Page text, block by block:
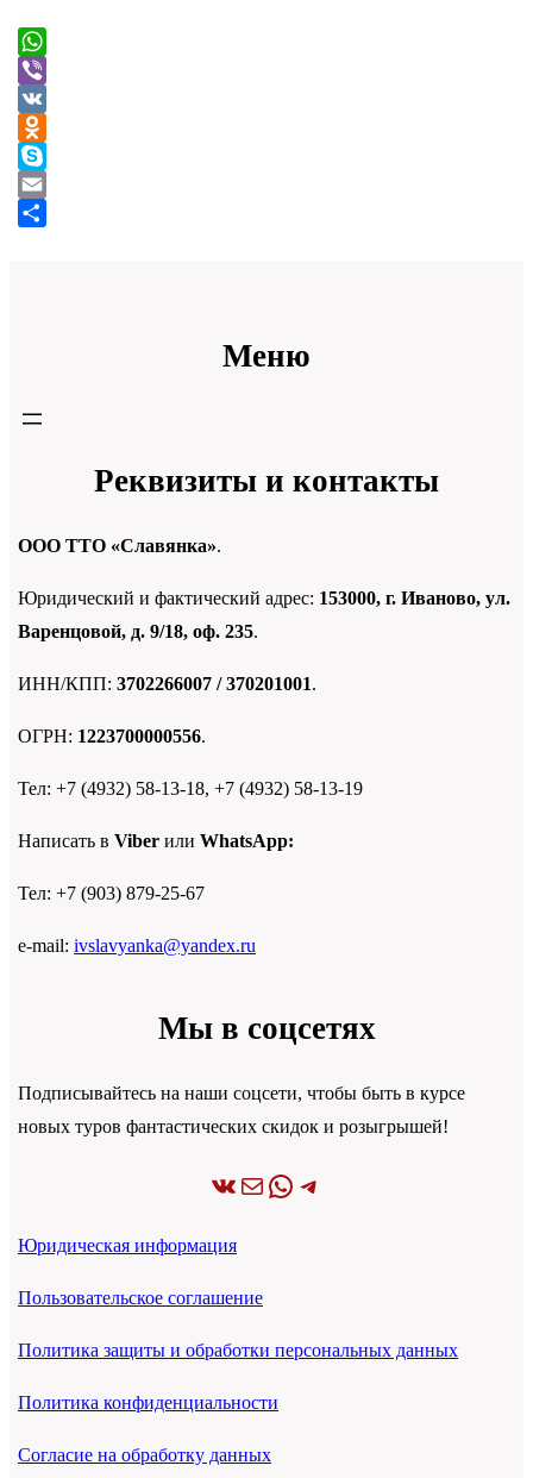
WhatsApp
Viber
VK
Odnoklassniki
Skype
Email
Меню
Реквизиты и контакты
ООО ТТО «Славянка».
Юридический и фактический адрес: 153000, г. Иваново, ул.
Варенцовой, д. 9/18, оф. 235.
ИНН/КПП:3702266007 / 370201001.
ОГРН: 1223700000556.
Тел: +7 (4932) 58-13-18, +7 (4932) 58-13-19
Написать вViber илиWhatsApp:
Тел: +7 (903) 879-25-67
e-mail:ivslavyanka@yandex.ru
Мы в соцсетях
Подписывайтесь на наши соцсети, чтобы быть в курсе
новых туров фантастических скидок и розыгрышей!
ВКонтакте Почта WhatsApp Telegram
Юридическая информация
Пользовательское соглашение
Политика защиты и обработки персональных данных
Политика конфиденциальности
Согласие на обработку данных